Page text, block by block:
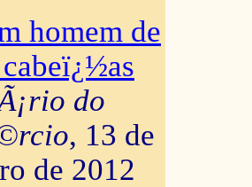
homem de
do
, 13 de
de 2012